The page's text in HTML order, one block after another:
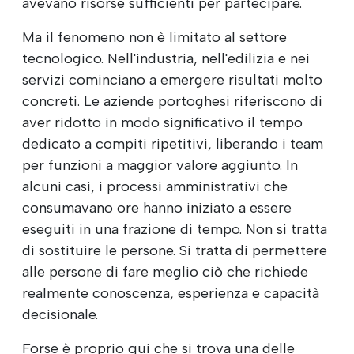
Ma il fenomeno non è limitato al settore
tecnologico. Nell'industria, nell'edilizia e nei
servizi cominciano a emergere risultati molto
concreti. Le aziende portoghesi riferiscono di
aver ridotto in modo significativo il tempo
dedicato a compiti ripetitivi, liberando i team
per funzioni a maggior valore aggiunto. In
alcuni casi, i processi amministrativi che
consumavano ore hanno iniziato a essere
eseguiti in una frazione di tempo. Non si tratta
di sostituire le persone. Si tratta di permettere
alle persone di fare meglio ciò che richiede
realmente conoscenza, esperienza e capacità
decisionale.
Forse è proprio qui che si trova una delle